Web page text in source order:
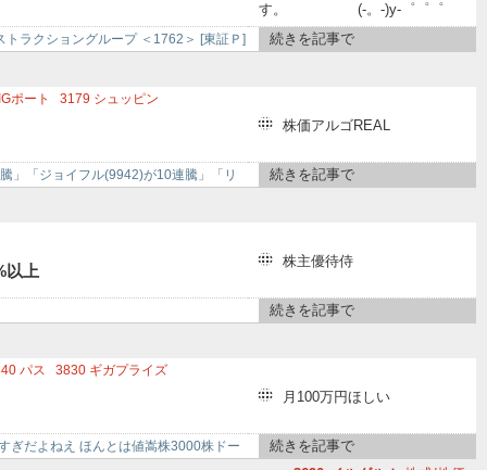
ク
す。 (-。-)y-゜゜゜
ラクショングループ ＜1762＞ [東証Ｐ]
続きを記事で
IGポート 3179 シュッピン
株価アルゴREAL
」「ジョイフル(9942)が10連騰」「リ
続きを記事で
株主優待侍
以上
続きを記事で
パス 3830 ギガプライズ
月100万円ほしい
ぎだよねえ ほんとは値嵩株3000株ドー
続きを記事で